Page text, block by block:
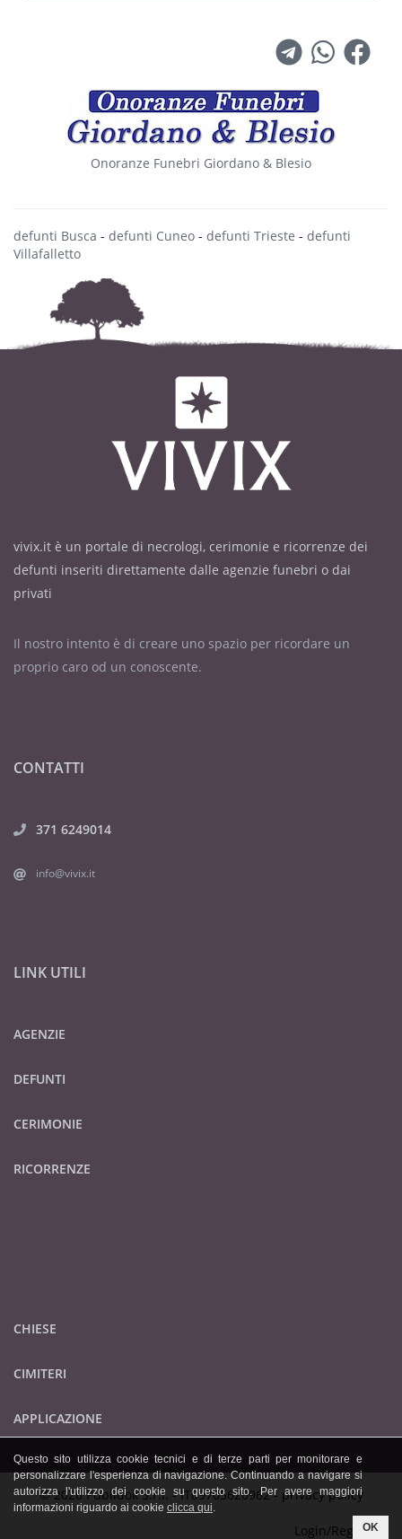
Onoranze Funebri Giordano & Blesio
defunti Busca - defunti Cuneo - defunti Trieste - defunti
Villafalletto
vivix.it è un portale di necrologi, cerimonie e ricorrenze dei
defunti inseriti direttamente dalle agenzie funebri o dai
privati
Il nostro intento è di creare uno spazio per ricordare un
proprio caro od un conoscente.
CONTATTI
371 6249014
info@vivix.it
LINK UTILI
AGENZIE
DEFUNTI
CERIMONIE
RICORRENZE
CHIESE
CIMITERI
APPLICAZIONE
© 2026 Publidok S.r.l. - IT09705620962 - privacy policy
Login/Registrati
Questo sito utilizza cookie tecnici e di terze parti per monitorare e
personalizzare l'esperienza di navigazione. Continuando a navigare si
autorizza l'utilizzo dei cookie su questo sito. Per avere maggiori
informazioni riguardo ai cookie clicca qui.
OK